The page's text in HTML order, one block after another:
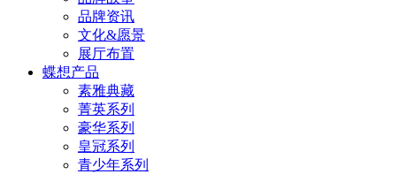
品牌资讯
文化&愿景
展厅布置
蝶想产品
素雅典藏
菁英系列
豪华系列
皇冠系列
青少年系列